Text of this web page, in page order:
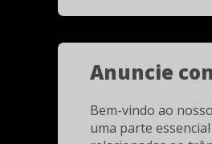
Anuncie
Bem-vindo ao
uma parte